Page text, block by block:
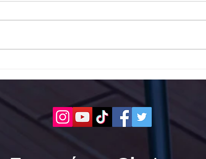
Τώρα. Με σύνθημα "Μίλα
Τώρα" όλα τα σχολεία της
Ελλάδας ενώνουν τις
δυνάμεις τους ενάντια στο